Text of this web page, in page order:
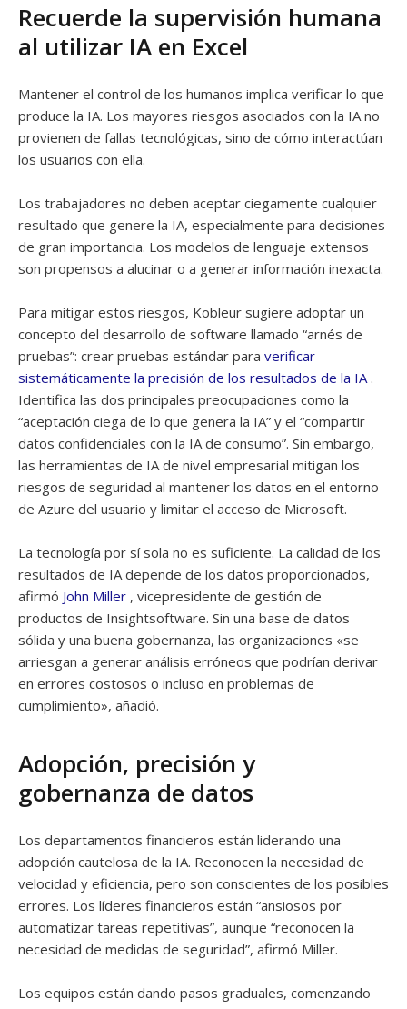
Recuerde la supervisión humana
al utilizar IA en Excel
Mantener el control de los humanos implica verificar lo que
produce la IA. Los mayores riesgos asociados con la IA no
provienen de fallas tecnológicas, sino de cómo interactúan
los usuarios con ella.
Los trabajadores no deben aceptar ciegamente cualquier
resultado que genere la IA, especialmente para decisiones
de gran importancia. Los modelos de lenguaje extensos
son propensos a alucinar o a generar información inexacta.
Para mitigar estos riesgos, Kobleur sugiere adoptar un
concepto del desarrollo de software llamado “arnés de
pruebas”: crear pruebas estándar para verificar
sistemáticamente la precisión de los resultados de la IA.
Identifica las dos principales preocupaciones como la
“aceptación ciega de lo que genera la IA” y el “compartir
datos confidenciales con la IA de consumo”. Sin embargo,
las herramientas de IA de nivel empresarial mitigan los
riesgos de seguridad al mantener los datos en el entorno
de Azure del usuario y limitar el acceso de Microsoft.
La tecnología por sí sola no es suficiente. La calidad de los
resultados de IA depende de los datos proporcionados,
afirmó John Miller , vicepresidente de gestión de
productos de Insightsoftware. Sin una base de datos
sólida y una buena gobernanza, las organizaciones «se
arriesgan a generar análisis erróneos que podrían derivar
en errores costosos o incluso en problemas de
cumplimiento», añadió.
Adopción, precisión y
gobernanza de datos
Los departamentos financieros están liderando una
adopción cautelosa de la IA. Reconocen la necesidad de
velocidad y eficiencia, pero son conscientes de los posibles
errores. Los líderes financieros están “ansiosos por
automatizar tareas repetitivas”, aunque “reconocen la
necesidad de medidas de seguridad”, afirmó Miller.
Los equipos están dando pasos graduales, comenzando